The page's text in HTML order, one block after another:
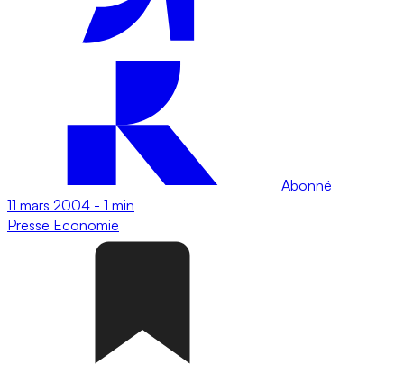
Abonné
11 mars 2004 - 1 min
Presse Economie